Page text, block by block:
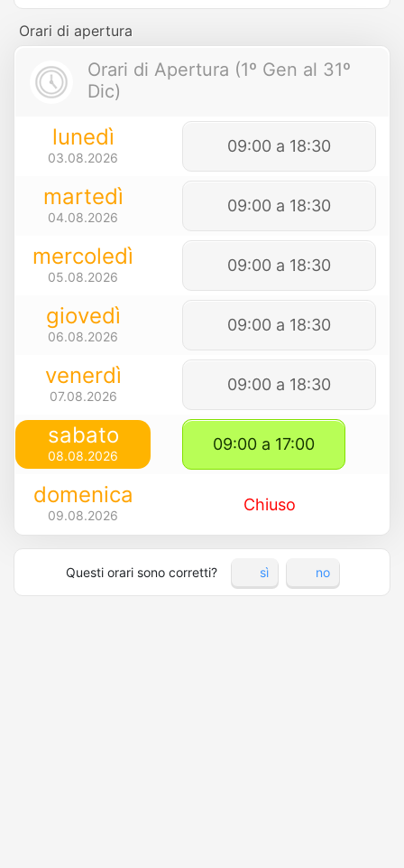
Orari di apertura
Orari di Apertura (1º Gen al 31º
Dic)
lunedì
03.08.2026
09:00 a 18:30
martedì
04.08.2026
09:00 a 18:30
mercoledì
05.08.2026
09:00 a 18:30
giovedì
06.08.2026
09:00 a 18:30
venerdì
07.08.2026
09:00 a 18:30
sabato
08.08.2026
09:00 a 17:00
domenica
09.08.2026
Chiuso
Questi orari sono corretti? sì no